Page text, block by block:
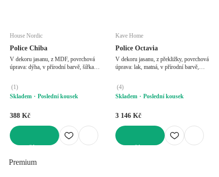
House Nordic
Police Chiba
V dekoru jasanu, z MDF, povrchová
úprava: dýha, v přírodní barvě, šířka
(1)
Skladem
Poslední kousek
388 Kč
Kave Home
Police Octavia
V dekoru jasanu, z překližky, povrchová
úprava: lak, matná, v přírodní barvě,
(4)
Skladem
Poslední kousek
3 146 Kč
Premium